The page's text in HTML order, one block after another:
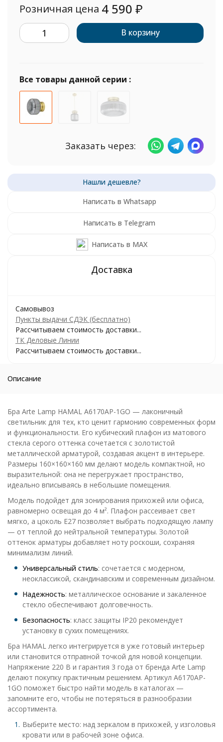
Розничная цена 4 590 ₽
В корзину
Все товары данной серии :
Заказать через:
Написать в Whatsapp
Написать в Telegram
Написать в MAX
Самовывоз
Пункты выдачи СДЭК (бесплатно)
Рассчитываем стоимость доставки...
ТК Деловые Линии
Рассчитываем стоимость доставки...
Описание
Бра Arte Lamp HAMAL A6170AP-1GO — лаконичный
светильник для тех, кто ценит гармонию современных форм
и функциональности. Его кубический плафон из матового
стекла серого оттенка сочетается с золотистой
металлической арматурой, создавая акцент в интерьере.
Размеры 160×160×160 мм делают модель компактной, но
выразительной: она не перегружает пространство,
идеально вписываясь в небольшие помещения.
Модель подойдет для зонирования прихожей или офиса,
равномерно освещая до 4 м². Плафон рассеивает свет
мягко, а цоколь E27 позволяет выбрать подходящую лампу
— от теплой до нейтральной температуры. Золотой
оттенок арматуры добавляет ноту роскоши, сохраняя
минимализм линий.
Универсальный стиль: сочетается с модерном,
неоклассикой, скандинавским и современным дизайном.
Надежность: металлическое основание и закаленное
стекло обеспечивают долговечность.
Безопасность: класс защиты IP20 рекомендует
установку в сухих помещениях.
Бра HAMAL легко интегрируется в уже готовый интерьер
или становится отправной точкой для новой концепции.
Напряжение 220 В и гарантия 3 года от бренда Arte Lamp
делают покупку практичным решением. Артикул A6170AP-
1GO поможет быстро найти модель в каталогах —
запомните его, чтобы не потеряться в разнообразии
ассортимента.
Выберите место: над зеркалом в прихожей, у изголовья
кровати или в рабочей зоне офиса.